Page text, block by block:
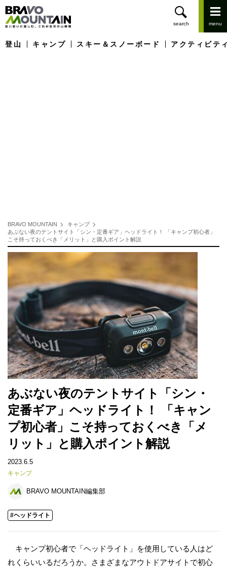
登山 キャンプ スキー＆スノーボード アクティビテ
BRAVO MOUNTAIN
キャンプ
あぶない夜のテントサイト「シン・定番ギア」ヘッドライト！ 「キャンプ初心者」
こそ持っておくべき「メリット」と購入ポイント解説
あぶない夜のテントサイト「シン・
定番ギア」ヘッドライト！ 「キャン
プ初心者」こそ持っておくべき「メ
リット」と購入ポイント解説
2023.6.5
キャンプ
BRAVO MOUNTAIN編集部
#ヘッドライト
キャンプ初心者で「ヘッドライト」を使用している人はど
れくらいいるだろうか。さまざまなアウトドアサイトで初心